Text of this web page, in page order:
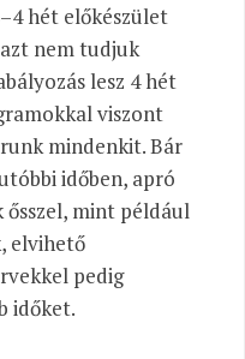
hét előkészület
nem tudjuk
lesz 4 hét
viszont
mindenkit. Bár
időben, apró
mint például
elvihető
pedig
időket.